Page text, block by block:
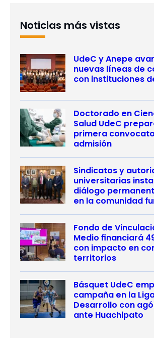
Noticias más vistas
UdeC y Anepe
nuevas líneas de
con instituciones
Doctorado en
Salud UdeC
primera
admisión
Sindicatos y
universitarias
diálogo
en la comunidad
Fondo de
Medio financiará
con impacto en
territorios
Básquet UdeC
campaña en la
Desarrollo con
ante Huachipato